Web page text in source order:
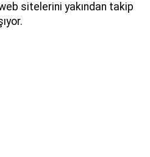
sitelerini yakından takip